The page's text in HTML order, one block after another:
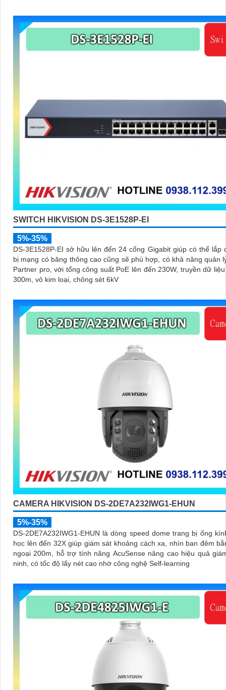
SWITCH HIKVISION DS-3E1528P-EI
5%-35%
DS-3E1528P-EI sở hữu lên đến 24 cổng Gigabit giúp có thể lắp
bị mạng có băng thông cao cũng sẽ phù hợp, có khả năng quản
Partner pro, với tổng công suất PoE lên đến 230W, truyền dữ
300m, vỏ kim loại, chông sét 6kV
CAMERA HIKVISION DS-2DE7A232IWG1-EHUN
5%-35%
DS-2DE7A232IWG1-EHUN là dòng speed dome trang bị ống
học lên đến 32X giúp giám sát khoảng cách xa, nhìn ban đêm
ngoại 200m, hỗ trợ tính năng AcuSense nâng cao hiệu quả
ninh, có tốc độ lấy nét cao nhờ công nghệ Self-learning